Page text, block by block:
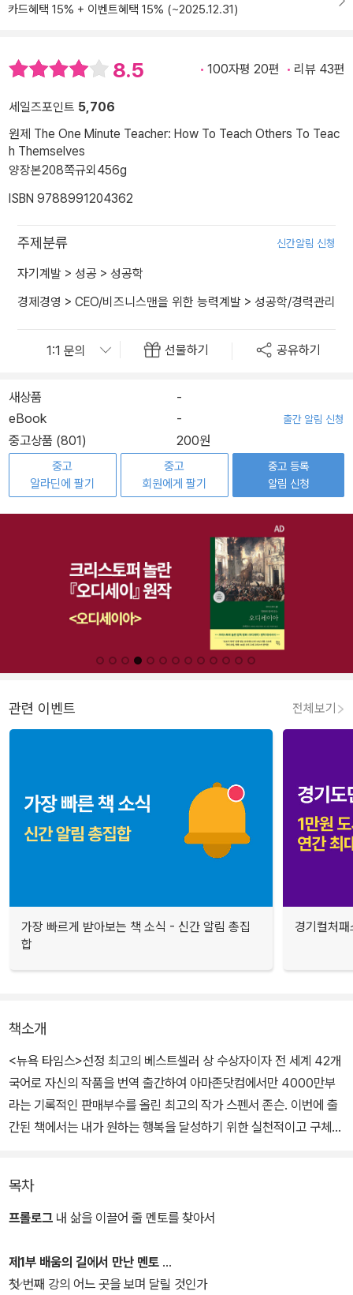
카드혜택 15% + 이벤트혜택 15% (~2025.12.31)
8.5 100자평 20편 리뷰 43편
세일즈포인트 5,706
원제 The One Minute Teacher: How To Teach Others To Teac
h Themselves
양장본208쪽규외 456g
ISBN 9788991204362
주제분류 신간알림 신청
자기계발 > 성공 > 성공학
경제경영 > CEO/비즈니스맨을 위한 능력계발 > 성공학/경력관리
선물하기 공유하기
새상품
-
eBook
- 출간 알림 신청
중고상품 (801) 200원
중고
알라딘에 팔기
중고
회원에게 팔기
중고 등록
알림 신청
관련 이벤트 전체보기
가장 빠르게 받아보는 책 소식 - 신간 알림 총집
합
경기컬처
책소개
<뉴욕 타임스>선정 최고의 베스트셀러 상 수상자이자 전 세계 42개
국어로 자신의 작품을 번역 출간하여 아마존닷컴에서만 4000만부
라는 기록적인 판매부수를 올린 최고의 작가 스펜서 존슨. 이번에 출
간된 책에서는 내가 원하는 행복을 달성하기 위한 실천적이고 구체적
주인공인 존은 행복을 이루기 위해 목표를 세우고 번번이 좌절하는
우리의 대변인이다. 행복을 위해 얻고자 위대한 멘토를 찾아가는 존
기쁨을 공유할 수 있다. 마음은 늘 행복을 구하지만 행동에 옮기지 못
하는 현대인들에게 큰 용기와 희망을 심어줄 것이다.
목차
프롤로그 내 삶을 이끌어 줄 멘토를 찾아서
제1부 배움의 길에서 만난 멘토
첫 번째 강의 어느 곳을 보며 달릴 것인가